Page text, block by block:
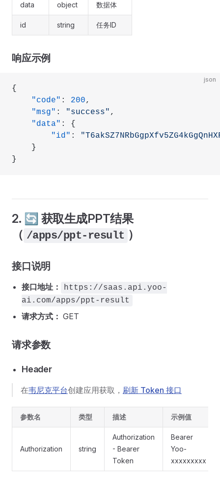
data object 数据体
id string 任务ID
响应示例
json
{
    "code"
: 200,
    "msg"
: "success" ,
    "data"
: {
        "id"
:
    }
}
2. 🔄 获取生成PPT结果
（ /apps/ppt-result ）
接口说明
接口地址：
https://saas.api.yoo-
ai.com/apps/ppt-result
请求方式： GET
请求参数
Header
在韦尼克平台创建应用获取， 刷新 Token 接口
参数名 类型 描述 示例值
Authorization string
Authorization
- Bearer
Token
Bearer
Yoo-
xxxxxxxxx